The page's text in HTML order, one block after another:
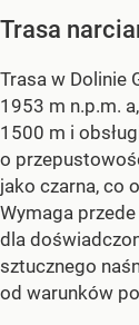
Trasa
Trasa w Dolinie
1953 m n.p.m.
1500 m i
o
jako czarna, co
Wymaga
dla
sztucznego
od warunków